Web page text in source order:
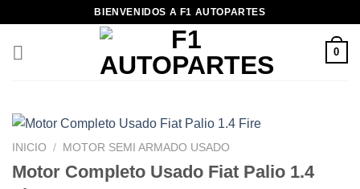
contenido
BIENVENIDOS A F1 AUTOPARTES
0
INICIO / MOTOR SEMI ARMADO USADO
Motor Completo Usado Fiat Palio 1.4